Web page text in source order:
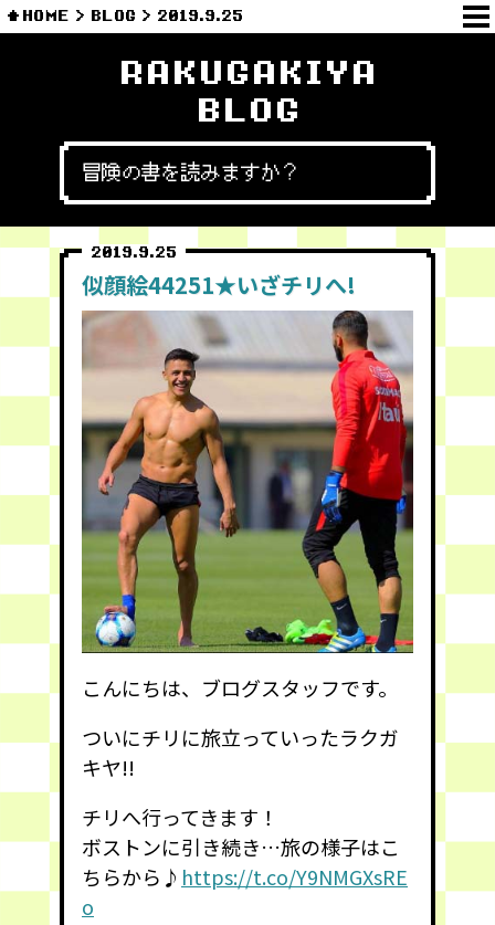
HOME BLOG 2019.9.25
RAKUGAKIYA
BLOG
冒険の書を読みますか？
2019.9.25
似顔絵44251★いざチリへ!
こんにちは、ブログスタッフです。
ついにチリに旅立っていったラクガ
キヤ!!
チリへ行ってきます！
ボストンに引き続き…旅の様子はこ
ちらから♪ https://t.co/Y9NMGXsRE
o